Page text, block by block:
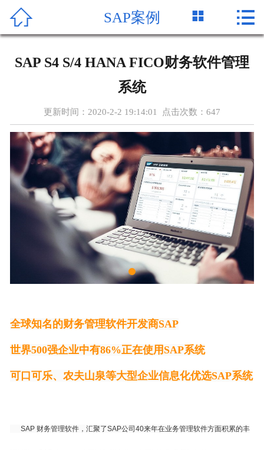
 首页
SAP新闻
MES系统
SAP案例
在线留言
联系我们
 SAP案例  
SAP S4 S/4 HANA FICO财务软件管理
系统
更新时间：2020-2-2 19:14:01 点击次数： 647
全球知名的财务管理软件开发商SAP
世界500强企业中有86%正在使用SAP系统
可口可乐、农夫山泉等大型企业信息化优选SAP系统
SAP 财务管理软件，汇聚了SAP公司40来年在业务管理软件方面积累的丰